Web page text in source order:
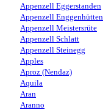
Appenzell Eggerstanden
Appenzell Enggenhütten
Appenzell Meistersrüte
Appenzell Schlatt
Appenzell Steinegg
Apples
Aproz (Nendaz)
Aquila
Aran
Aranno